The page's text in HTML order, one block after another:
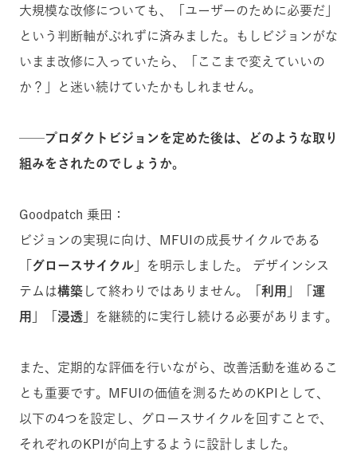
大規模な改修についても、「ユーザーのために必要だ」
という判断軸がぶれずに済みました。もしビジョンがな
いまま改修に入っていたら、「ここまで変えていいの
か？」と迷い続けていたかもしれません。
──プロダクトビジョンを定めた後は、どのような取り
組みをされたのでしょうか。
Goodpatch 乗田：
ビジョンの実現に向け、MFUIの成長サイクルである
「グロースサイクル」
を明示しました。 デザインシス
テムは構築 して終わりではありません。
「利用」「運
用」「浸透」
を継続的に実行し続ける必要があります。
また、定期的な評価を行いながら、改善活動を進めるこ
とも重要です。MFUIの価値を測るためのKPIとして、
以下の4つを設定し、グロースサイクルを回すことで、
それぞれのKPIが向上するように設計しました。